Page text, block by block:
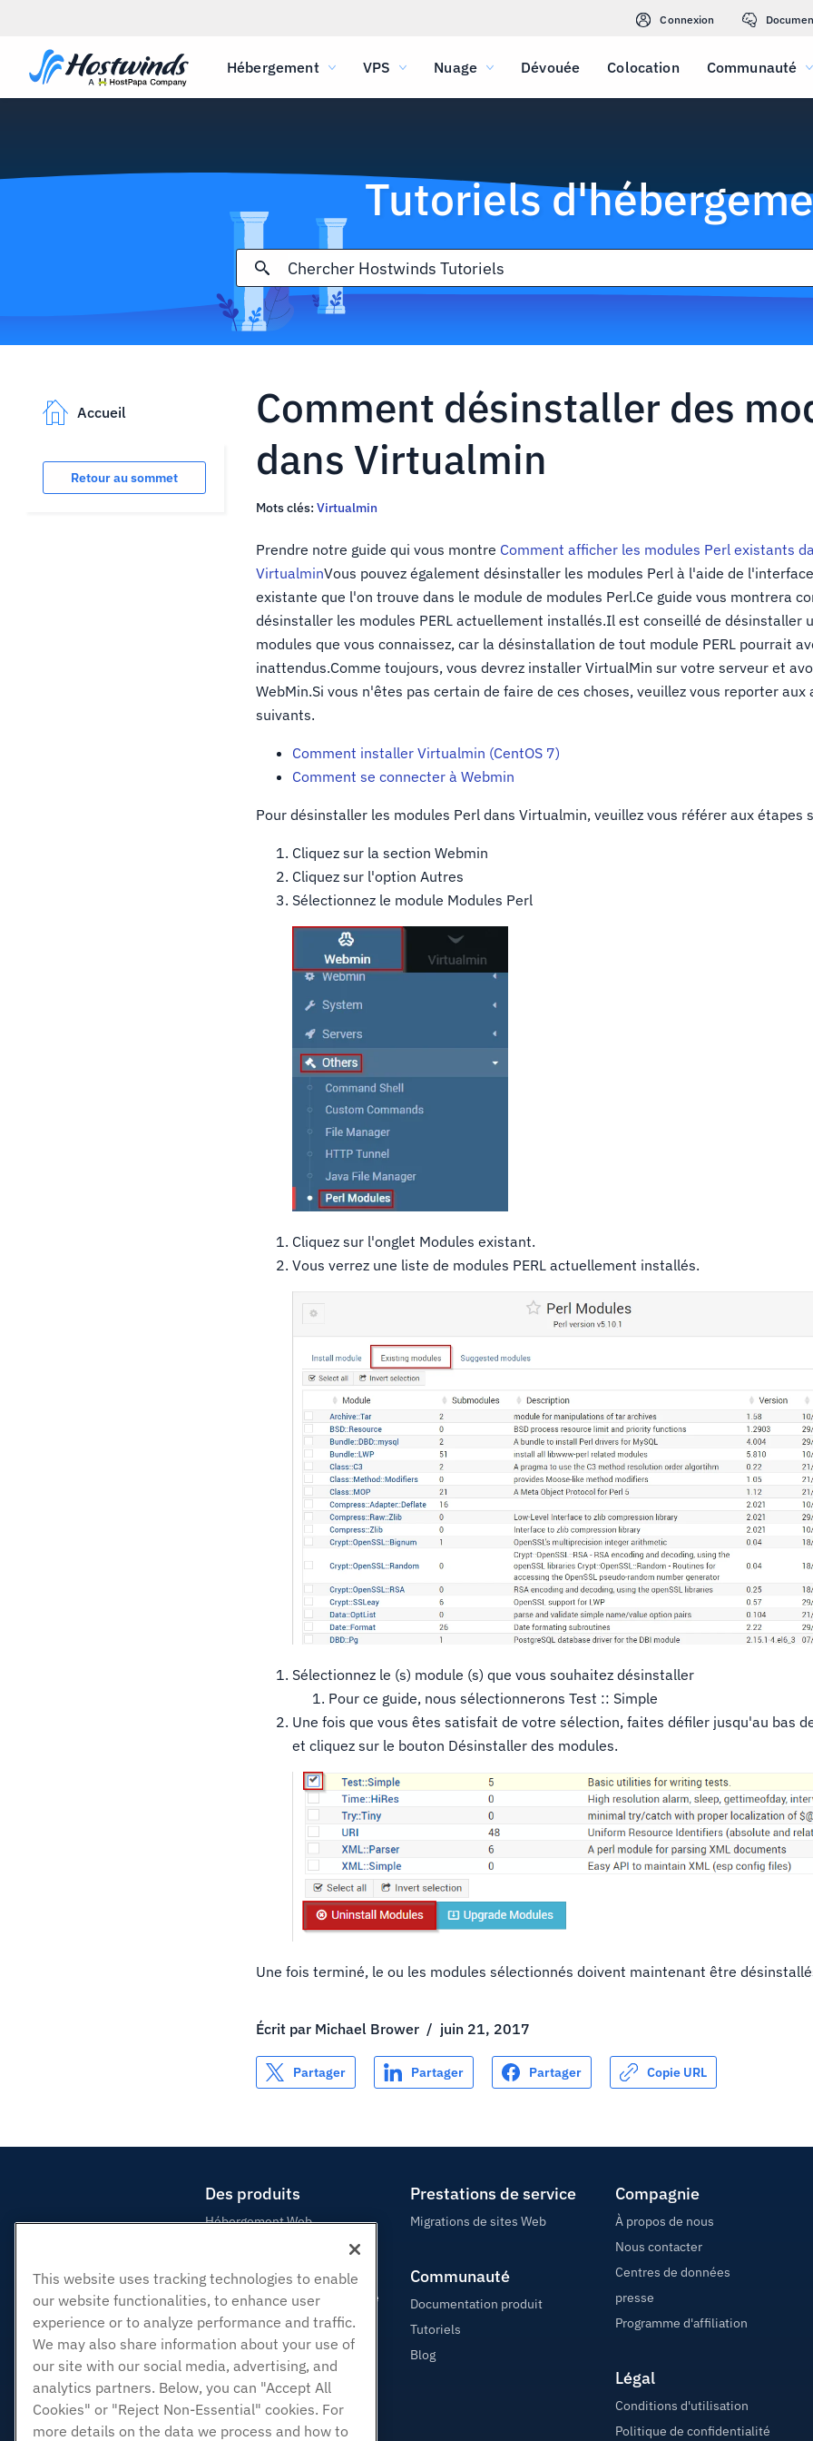
Connexion
Hébergement VPS Nuage Dévouée Colocation Communauté
Tutoriels
Accueil
Retour au sommet
Comment désinstaller des
dans Virtualmin
Mots clés: Virtualmin
Prendre notre guide qui vous montre Comment afficher les modules Perl existants
VirtualminVous pouvez également désinstaller les modules Perl à l'aide de
existante que l'on trouve dans le module de modules Perl.Ce guide vous montrera
désinstaller les modules PERL actuellement installés.Il est conseillé de désinstaller
modules que vous connaissez, car la désinstallation de tout module PERL pourrait
inattendus.Comme toujours, vous devrez installer VirtualMin sur votre serveur et
WebMin.Si vous n'êtes pas certain de faire de ces choses, veuillez vous reporter aux
suivants.
Comment installer Virtualmin (CentOS 7)
Comment se connecter à Webmin
Pour désinstaller les modules Perl dans Virtualmin, veuillez vous référer aux étapes
Cliquez sur la section Webmin
Cliquez sur l'option Autres
Sélectionnez le module Modules Perl
Cliquez sur l'onglet Modules existant.
Vous verrez une liste de modules PERL actuellement installés.
Sélectionnez le (s) module (s) que vous souhaitez désinstaller
Pour ce guide, nous sélectionnerons Test :: Simple
Une fois que vous êtes satisfait de votre sélection, faites défiler jusqu'au bas
et cliquez sur le bouton Désinstaller des modules.
Une fois terminé, le ou les modules sélectionnés doivent maintenant être
Écrit par Michael Brower / juin 21, 2017
Partager Partager Partager Copie URL
Des produits
Hébergement Web
Hébergement professionnel
Revendeur Hébergeur
Revendeur en marque blanche
Géré Linux VPS
Linux non gérés VPS
Windows gérés VPS
Windows non géré VPS
Prestations de service
Migrations de sites Web
Communauté
Documentation produit
Tutoriels
Blog
Compagnie
À propos de nous
Nous contacter
Centres de données
presse
Programme d'affiliation
Légal
Conditions d'utilisation
Politique de confidentialité
This website uses tracking technologies to enable
our website functionalities, to enhance user
experience or to analyze performance and traffic.
We may also share information about your use of
our site with our social media, advertising, and
analytics partners. Below, you can "Accept All
Cookies" or "Reject Non-Essential" cookies. For
more details on the data we process and how to